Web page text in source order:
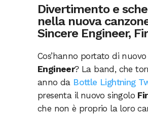
Divertimento e
nella nuova
Sincere Engineer,
Cos’hanno portato di nuovo
Engineer? La band, che
anno da Bottle Lightning
presenta il nuovo singolo
che non è proprio la loro